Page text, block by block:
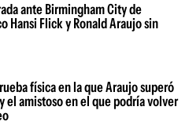
ante Birmingham City de
Hansi Flick y Ronald Araujo sin
física en la que Araujo superó
el amistoso en el que podría volver